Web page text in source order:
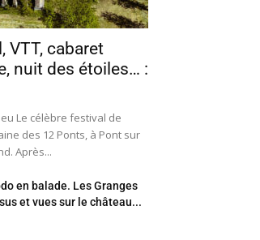
VTT, cabaret
nuit des étoiles… :
Le célèbre festival de
des 12 Ponts, à Pont sur
Après...
en balade. Les Granges
et vues sur le château...